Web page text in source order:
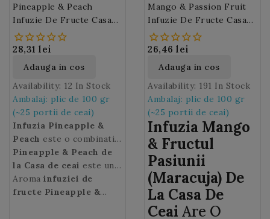
Pineapple & Peach
Infuzie De Fructe Casa
De Ceai (M66)
28,31 lei
Adauga in cos
Availability: 12 In Stock
Ambalaj: plic de 100 gr
(~25 portii de ceai)
Infuzia Pineapple &
Peach este o combinatie
de fructe atent alese si
care se completeaza unul
pe altul pentru a va
incanta simturile :
Pineapple & Peach de
la Casa de ceai este un
ceai pe placul oricui ! Se
poate consuma atat cald
Aroma infuziei de
fructe Pineapple &
Mango & Passion Fruit
Infuzie De Fructe Casa
De Ceai (M75)
26,46 lei
Adauga in cos
Availability: 191 In Stock
Ambalaj: plic de 100 gr
(~25 portii de ceai)
Infuzia Mango
& Fructul
Pasiunii
(Maracuja) De
La Casa De
Ceai Are O